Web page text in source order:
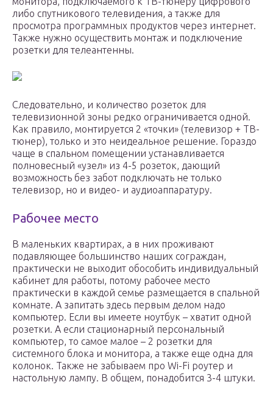
либо спутникового телевидения, а также для
просмотра программных продуктов через интернет.
Также нужно осуществить монтаж и подключение
розетки для телеантенны.
Следовательно, и количество розеток для
телевизионной зоны редко ограничивается одной.
Как правило, монтируется 2 «точки» (телевизор + ТВ-
тюнер), только и это неидеальное решение. Гораздо
чаще в спальном помещении устанавливается
полновесный «узел» из 4-5 розеток, дающий
возможность без забот подключать не только
телевизор, но и видео- и аудиоаппаратуру.
Рабочее место
В маленьких квартирах, а в них проживают
подавляющее большинство наших сограждан,
практически не выходит обособить индивидуальный
кабинет для работы, потому рабочее место
практически в каждой семье размещается в спальной
комнате. А запитать здесь первым делом надо
компьютер. Если вы имеете ноутбук – хватит одной
розетки. А если стационарный персональный
компьютер, то самое малое – 2 розетки для
системного блока и монитора, а также еще одна для
колонок. Также не забываем про Wi-Fi роутер и
настольную лампу. В общем, понадобится 3-4 штуки.